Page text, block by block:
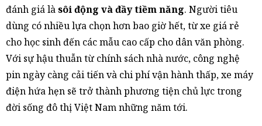
đánh giá làsôi động và đầy tiềm năng. Người tiêu
dùng có nhiều lựa chọn hơn bao giờ hết, từ xe giá rẻ
cho học sinh đến các mẫu cao cấp cho dân văn phòng.
Với sự hậu thuẫn từ chính sách nhà nước, công nghệ
pin ngày càng cải tiến và chi phí vận hành thấp, xe máy
điện hứa hẹn sẽ trở thành phương tiện chủ lực trong
đời sống đô thị Việt Nam những năm tới.